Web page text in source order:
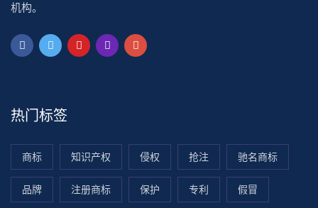
机构。
热门标签
商标 知识产权 侵权 抢注 驰名商标
品牌 注册商标 保护 专利 假冒